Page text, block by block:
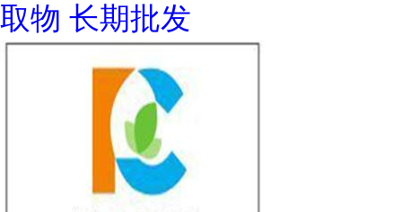
取物 长期批发